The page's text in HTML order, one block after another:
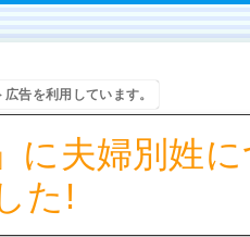
告を利用しています。
に夫婦別姓
た!